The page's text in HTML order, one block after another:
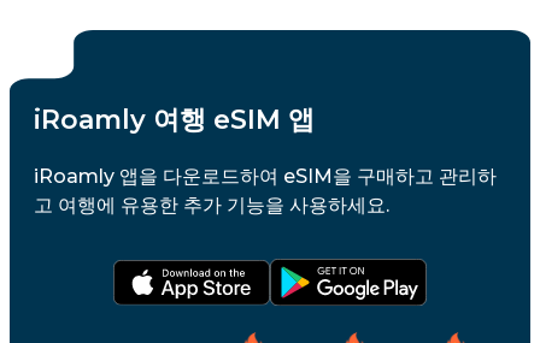
iRoamly 여행 eSIM 앱
iRoamly 앱을 다운로드하여 eSIM을 구매하고 관리하
고 여행에 유용한 추가 기능을 사용하세요.